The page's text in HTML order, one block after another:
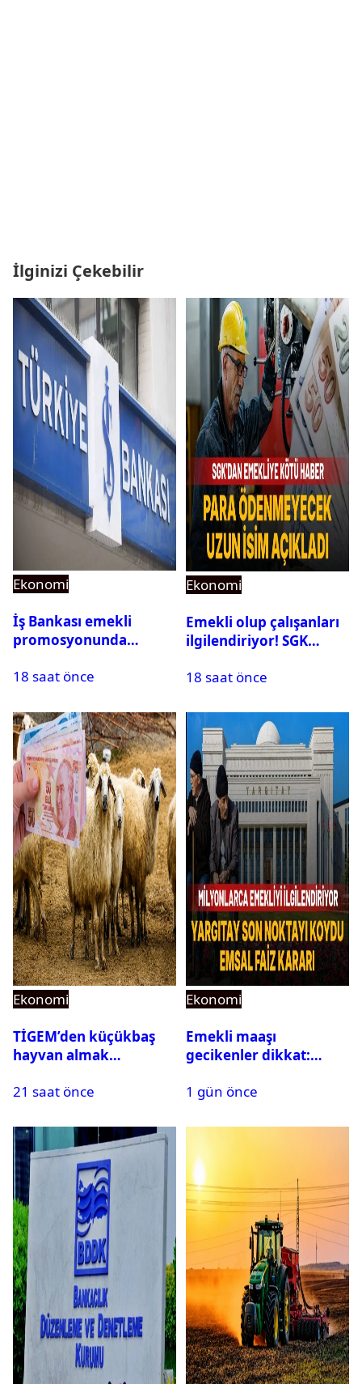
İlginizi Çekebilir
Ekonomi
İş Bankası emekli
promosyonunda
Toplam 25 Bin TL
18 saat önce
Ekonomi
Emekli olup çalışanları
ilgilendiriyor! SGK
18 saat önce
Ekonomi
TİGEM’den küçükbaş
hayvan almak
350 küçükbaş hayvan
muhammen bedeli
açıklandı
21 saat önce
Ekonomi
Emekli maaşı
gecikenler dikkat:
maaşı için emsal faiz
1 gün önce